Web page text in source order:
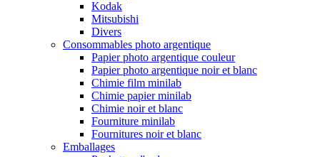
Kodak
Mitsubishi
Divers
Consommables photo argentique
Papier photo argentique couleur
Papier photo argentique noir et blanc
Chimie film minilab
Chimie papier minilab
Chimie noir et blanc
Fourniture minilab
Fournitures noir et blanc
Emballages